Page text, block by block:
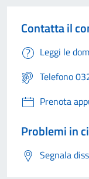
Contatta il
Leggi le
Telefono
Prenota
Problemi in
Segnala